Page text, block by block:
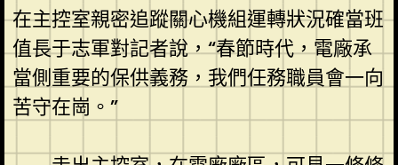
在主控室親密追蹤關心機組運轉狀況確當班
值長于志軍對記者說，“春節時代，電廠承
當側重要的保供義務，我們任務職員會一向
苦守在崗。”